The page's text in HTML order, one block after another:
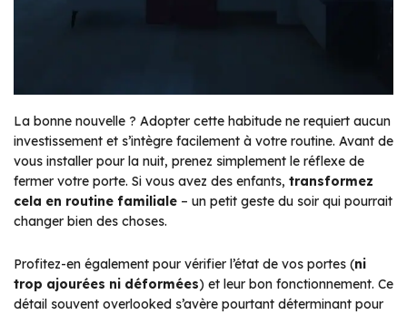
La bonne nouvelle ? Adopter cette habitude ne requiert aucun
investissement et s’intègre facilement à votre routine. Avant de
vous installer pour la nuit, prenez simplement le réflexe de
fermer votre porte. Si vous avez des enfants, transformez
cela en routine familiale – un petit geste du soir qui pourrait
changer bien des choses.
Profitez-en également pour vérifier l’état de vos portes (ni
trop ajourées ni déformées) et leur bon fonctionnement. Ce
détail souvent overlooked s’avère pourtant déterminant pour